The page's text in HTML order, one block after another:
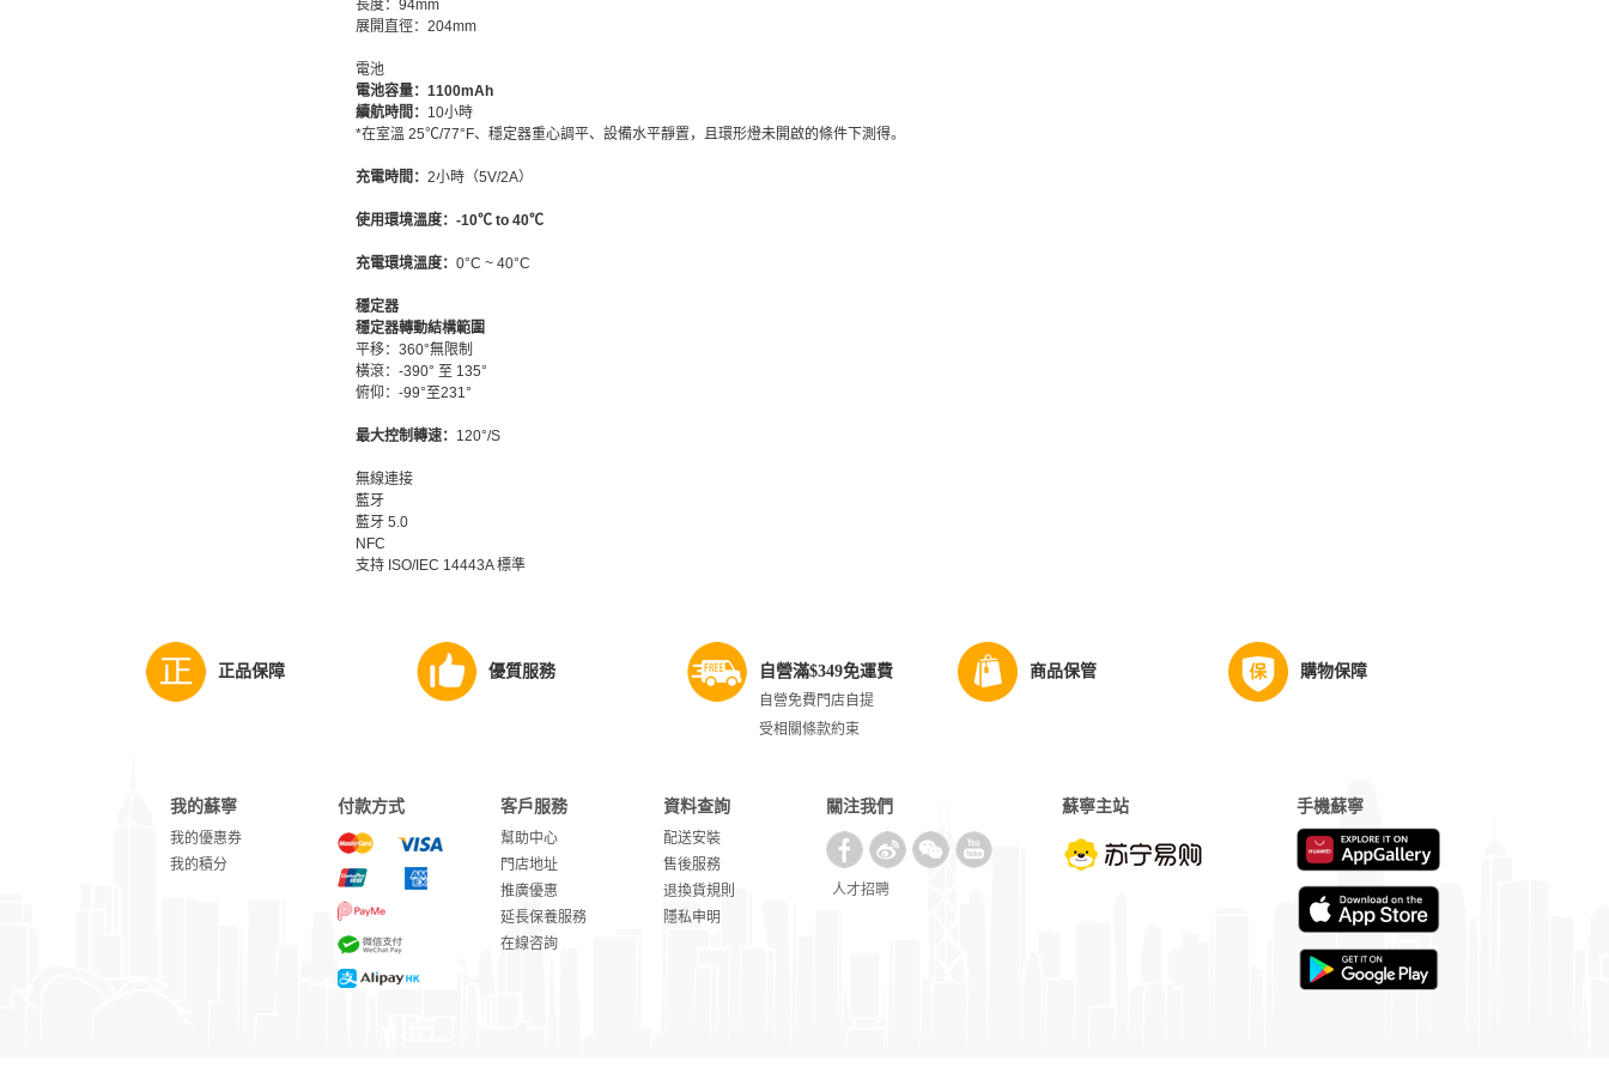
長度：94mm
展開直徑：204mm
電池
電池容量： 1100mAh
續航時間： 10小時
*在室溫 25℃/77°F、穩定器重心調平、設備水平靜置，且環形燈未開啟的條件下測得。
充電時間： 2小時（5V/2A）
使用環境溫度：-10℃ to 40℃
充電環境溫度： 0°C ~ 40°C
穩定器
穩定器轉動結構範圍
平移：360°無限制
橫滾：-390° 至 135°
俯仰：-99°至231°
最大控制轉速： 120°/S
無線連接
藍牙
藍牙 5.0
NFC
支持 ISO/IEC 14443A 標準
正品保障 優質服務 自營滿$349免運費
自營免費門店自提
受相關條款約束
商品保管 購物保障
我的蘇寧
我的優惠券
我的積分
付款方式 客戶服務
幫助中心
門店地址
推廣優惠
延長保養服務
在線咨詢
資料查詢
配送安裝
售後服務
退換貨規則
隱私申明
關注我們
人才招聘
蘇寧主站 手機蘇寧